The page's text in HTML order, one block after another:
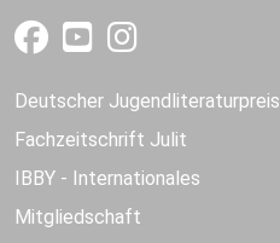
Deutscher Jugendliteraturpreis
Fachzeitschrift Julit
IBBY - Internationales
Mitgliedschaft